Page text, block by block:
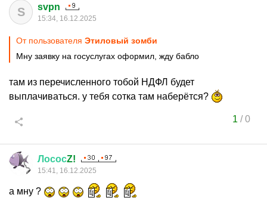
S svpn
15:34, 16.12.2025
От пользователя Этиловый зомби
Мну заявку на госуслугах оформил, жду бабло
там из перечисленного тобой НДФЛ будет
выплачиваться. у тебя сотка там наберётся?
1 /0
ЛососZ!
15:41, 16.12.2025
а мну ?